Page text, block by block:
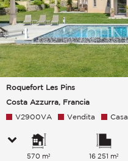
Roquefort Les Pins
Costa Azzurra, Francia
V2900VA Vendita Casa
570 m² 16 251 m²